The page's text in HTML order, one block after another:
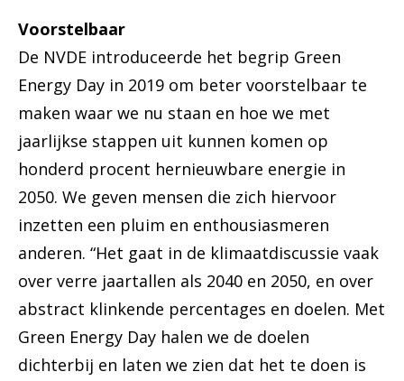
Voorstelbaar
De NVDE introduceerde het begrip Green
Energy Day in 2019 om beter voorstelbaar te
maken waar we nu staan en hoe we met
jaarlijkse stappen uit kunnen komen op
honderd procent hernieuwbare energie in
2050. We geven mensen die zich hiervoor
inzetten een pluim en enthousiasmeren
anderen. “Het gaat in de klimaatdiscussie vaak
over verre jaartallen als 2040 en 2050, en over
abstract klinkende percentages en doelen. Met
Green Energy Day halen we de doelen
dichterbij en laten we zien dat het te doen is